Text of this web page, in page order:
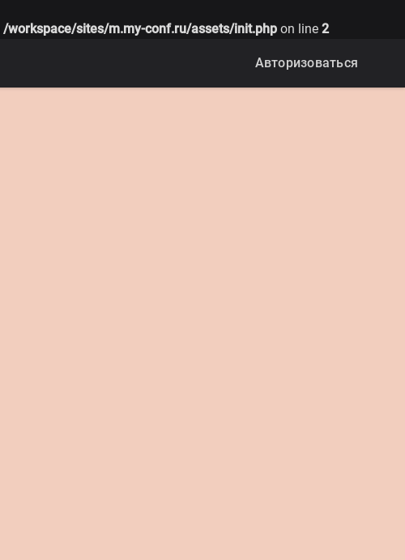
/workspace/sites/m.my-conf.ru/assets/init.php on line 2
Авторизоваться